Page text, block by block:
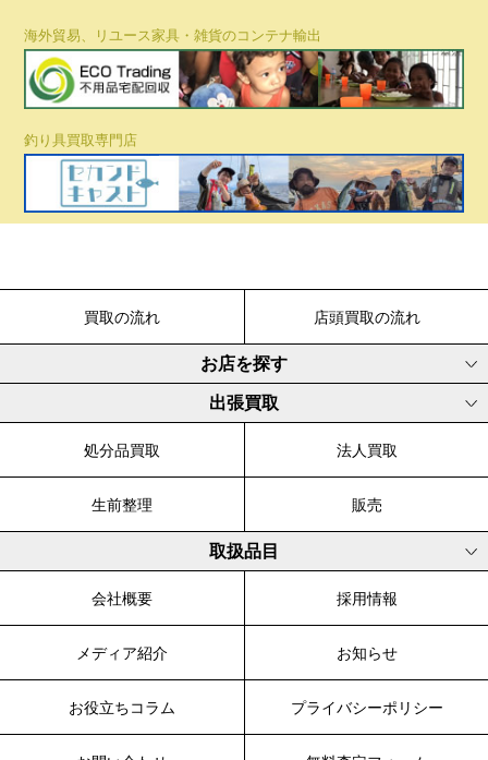
海外貿易、リユース家具・雑貨のコンテナ輸出
釣り具買取専門店
買取の流れ 店頭買取の流れ
お店を探す
出張買取
処分品買取 法人買取
生前整理 販売
取扱品目
会社概要 採用情報
メディア紹介 お知らせ
お役立ちコラム プライバシーポリシー